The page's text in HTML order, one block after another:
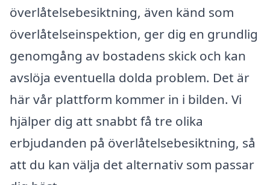
överlåtelsebesiktning, även känd som
överlåtelseinspektion, ger dig en grundlig
genomgång av bostadens skick och kan
avslöja eventuella dolda problem. Det är
här vår plattform kommer in i bilden. Vi
hjälper dig att snabbt få tre olika
erbjudanden på överlåtelsebesiktning, så
att du kan välja det alternativ som passar